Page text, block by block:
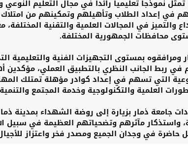
نموذجاً تعليمياً رائداً في مجال التعليم
في إعداد الطلاب وتأهيلهم وتمكينهم من
والتميز في المجالات العلمية والتقنية
محافظات الجمهورية المختلفة.
بمستوى التجهيزات الفنية والتعليمية
ربط الجانب النظري بالتطبيق العملي،
التي تسهم في إعداد كوادر مؤهلة تمتلك
العلمية والتكنولوجية وخدمة المجتمع
جامعة ذمار بزيارة إلى روضة الشهداء بمدينة
واستذكار مآثرهم وتضحياتهم العظيمة في سبيل
في وجدان الجميع ومصدر فخر واعتزاز